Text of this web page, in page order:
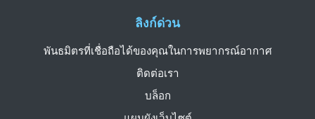
ลิงก์ด่วน
พันธมิตรที่เชื่อถือได้ของคุณในการพยากรณ์อากาศ
ติดต่อเรา
บล็อก